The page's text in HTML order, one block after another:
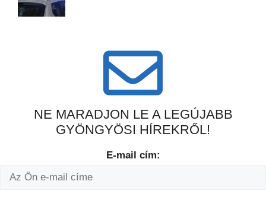
NE MARADJON LE A LEGÚJABB
GYÖNGYÖSI HÍREKRŐL!
E-mail cím: